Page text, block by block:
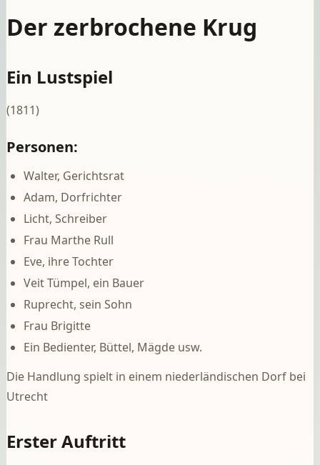
Der zerbrochene Krug
Ein Lustspiel
(1811)
Personen:
Walter, Gerichtsrat
Adam, Dorfrichter
Licht, Schreiber
Frau Marthe Rull
Eve, ihre Tochter
Veit Tümpel, ein Bauer
Ruprecht, sein Sohn
Frau Brigitte
Ein Bedienter, Büttel, Mägde usw.
Die Handlung spielt in einem niederländischen Dorf bei
Utrecht
Erster Auftritt